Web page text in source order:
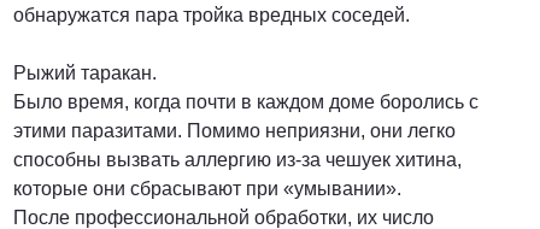
обнаружатся пара тройка вредных соседей.
Рыжий таракан.
Было время, когда почти в каждом доме боролись с
этими паразитами. Помимо неприязни, они легко
способны вызвать аллергию из-за чешуек хитина,
которые они сбрасывают при «умывании».
После профессиональной обработки, их число